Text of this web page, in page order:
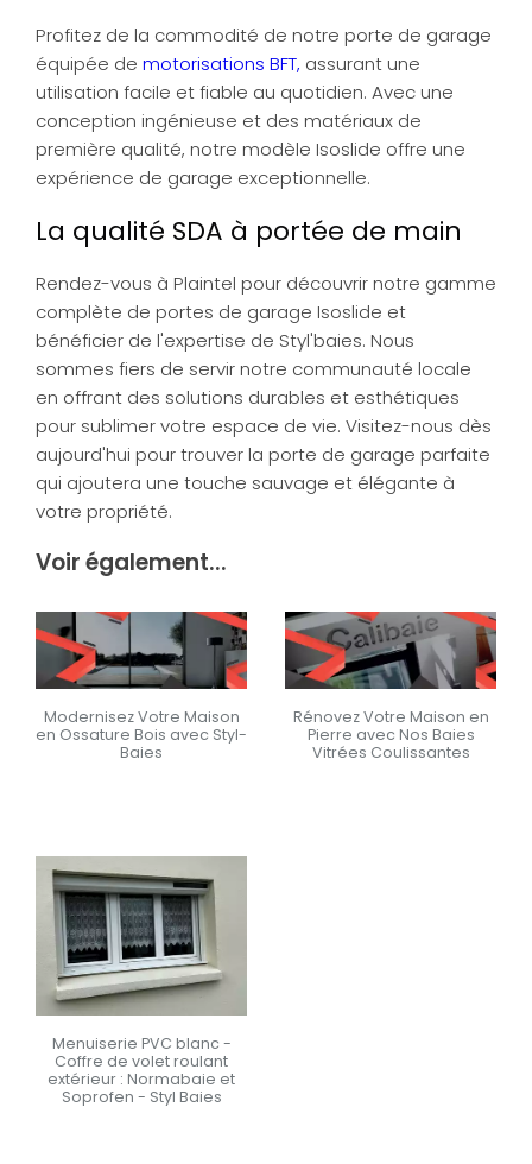
Profitez de la commodité de notre porte de garage
équipée de motorisations BFT, assurant une
utilisation facile et fiable au quotidien. Avec une
conception ingénieuse et des matériaux de
première qualité, notre modèle Isoslide offre une
expérience de garage exceptionnelle.
La qualité SDA à portée de main
Rendez-vous à Plaintel pour découvrir notre gamme
complète de portes de garage Isoslide et
bénéficier de l'expertise de Styl'baies. Nous
sommes fiers de servir notre communauté locale
en offrant des solutions durables et esthétiques
pour sublimer votre espace de vie. Visitez-nous dès
aujourd'hui pour trouver la porte de garage parfaite
qui ajoutera une touche sauvage et élégante à
votre propriété.
Voir également...
Modernisez Votre Maison
en Ossature Bois avec Styl-
Baies
Rénovez Votre Maison en
Pierre avec Nos Baies
Vitrées Coulissantes
Menuiserie PVC blanc -
Coffre de volet roulant
extérieur : Normabaie et
Soprofen - Styl Baies